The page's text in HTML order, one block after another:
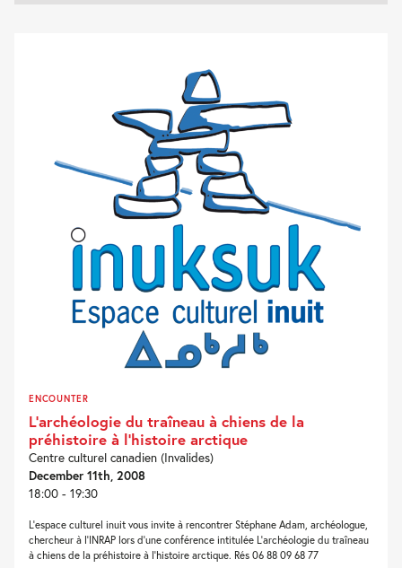
ENCOUNTER
L’archéologie du traîneau à chiens de la
préhistoire à l’histoire arctique
Centre culturel canadien (Invalides)
December 11th, 2008
18:00 - 19:30
L’espace culturel inuit vous invite à rencontrer Stéphane Adam, archéologue,
chercheur à l’INRAP lors d’une conférence intitulée L’archéologie du traîneau
à chiens de la préhistoire à l’histoire arctique. Rés 06 88 09 68 77